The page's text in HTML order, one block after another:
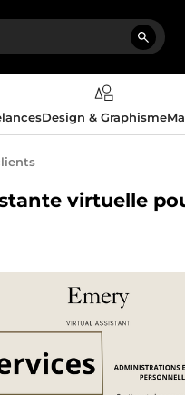
Design & Graphisme
virtuelle